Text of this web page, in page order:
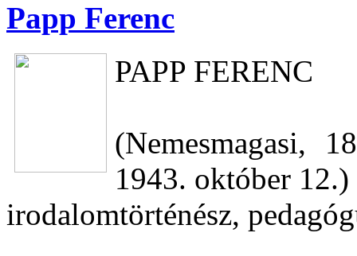
Papp Ferenc
PAPP FERENC
(Nemesmagasi,
1943. október 12.)
irodalomtörténész,